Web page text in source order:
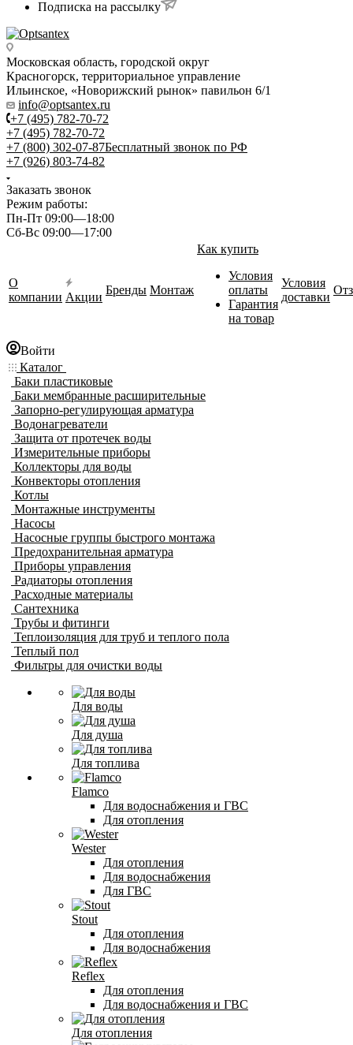
Подписка на рассылку
Московская область, городской округ
Красногорск, территориальное управление
Ильинское, «Новорижский рынок» павильон 6/1
info@optsantex.ru
+7 (495) 782-70-72
+7 (495) 782-70-72
+7 (800) 302-07-87Бесплатный звонок по РФ
+7 (926) 803-74-82
Заказать звонок
Режим работы:
Пн-Пт 09:00—18:00
Сб-Вс 09:00—17:00
О
компании Акции
Бренды Монтаж
Как купить
Условия
оплаты
Гарантия
на товар
Условия
доставки
Войти
Каталог
Баки пластиковые
Баки мембранные расширительные
Запорно-регулирующая арматура
Водонагреватели
Защита от протечек воды
Измерительные приборы
Коллекторы для воды
Конвекторы отопления
Котлы
Монтажные инструменты
Насосы
Насосные группы быстрого монтажа
Предохранительная арматура
Приборы управления
Радиаторы отопления
Расходные материалы
Сантехника
Трубы и фитинги
Теплоизоляция для труб и теплого пола
Теплый пол
Фильтры для очистки воды
Для воды
Для душа
Для топлива
Flamco
Для водоснабжения и ГВС
Для отопления
Wester
Для отопления
Для водоснабжения
Для ГВС
Stout
Для отопления
Для водоснабжения
Reflex
Для отопления
Для водоснабжения и ГВС
Для отопления